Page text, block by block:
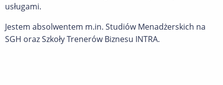
usługami.
Jestem absolwentem m.in. Studiów Menadżerskich na
SGH oraz Szkoły Trenerów Biznesu INTRA.